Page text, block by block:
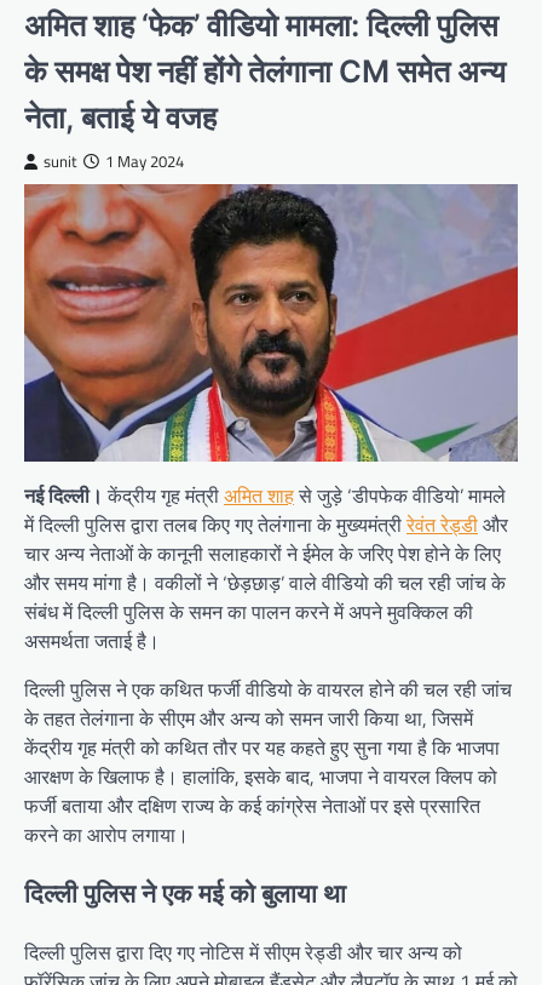
अमित शाह ‘फेक’ वीडियो मामला: दिल्ली पुलिस
के समक्ष पेश नहीं होंगे तेलंगाना CM समेत अन्य
नेता, बताई ये वजह
sunit 1 May 2024
नई दिल्ली। केंद्रीय गृह मंत्रीअमित शाहसे जुड़े ‘डीपफेक वीडियो’ मामले
में दिल्ली पुलिस द्वारा तलब किए गए तेलंगाना के मुख्यमंत्रीरेवंत रेड्डीऔर
चार अन्य नेताओं के कानूनी सलाहकारों ने ईमेल के जरिए पेश होने के लिए
और समय मांगा है। वकीलों ने ‘छेड़छाड़’ वाले वीडियो की चल रही जांच के
संबंध में दिल्ली पुलिस के समन का पालन करने में अपने मुवक्किल की
असमर्थता जताई है।
दिल्ली पुलिस ने एक कथित फर्जी वीडियो के वायरल होने की चल रही जांच
के तहत तेलंगाना के सीएम और अन्य को समन जारी किया था, जिसमें
केंद्रीय गृह मंत्री को कथित तौर पर यह कहते हुए सुना गया है कि भाजपा
आरक्षण के खिलाफ है। हालांकि, इसके बाद, भाजपा ने वायरल क्लिप को
फर्जी बताया और दक्षिण राज्य के कई कांग्रेस नेताओं पर इसे प्रसारित
करने का आरोप लगाया।
दिल्ली पुलिस ने एक मई को बुलाया था
दिल्ली पुलिस द्वारा दिए गए नोटिस में सीएम रेड्डी और चार अन्य को